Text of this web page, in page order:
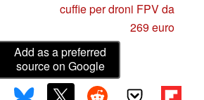
cuffie per droni FPV da
269 euro
Add as a preferred
source on Google